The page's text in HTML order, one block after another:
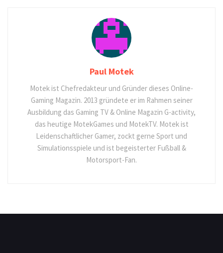
Paul Motek
Motek ist Chefredakteur und Gründer dieses Online-
Gaming Magazin. 2013 gründete er im Rahmen seiner
Ausbildung das Gaming TV & Online Magazin G-activity,
das heutige MotekGames und MotekTV. Motek ist
Leidenschaftlicher Gamer, zockt gerne Sport und
Simulationsspiele und ist begeisterter Fußball &
Motorsport-Fan.